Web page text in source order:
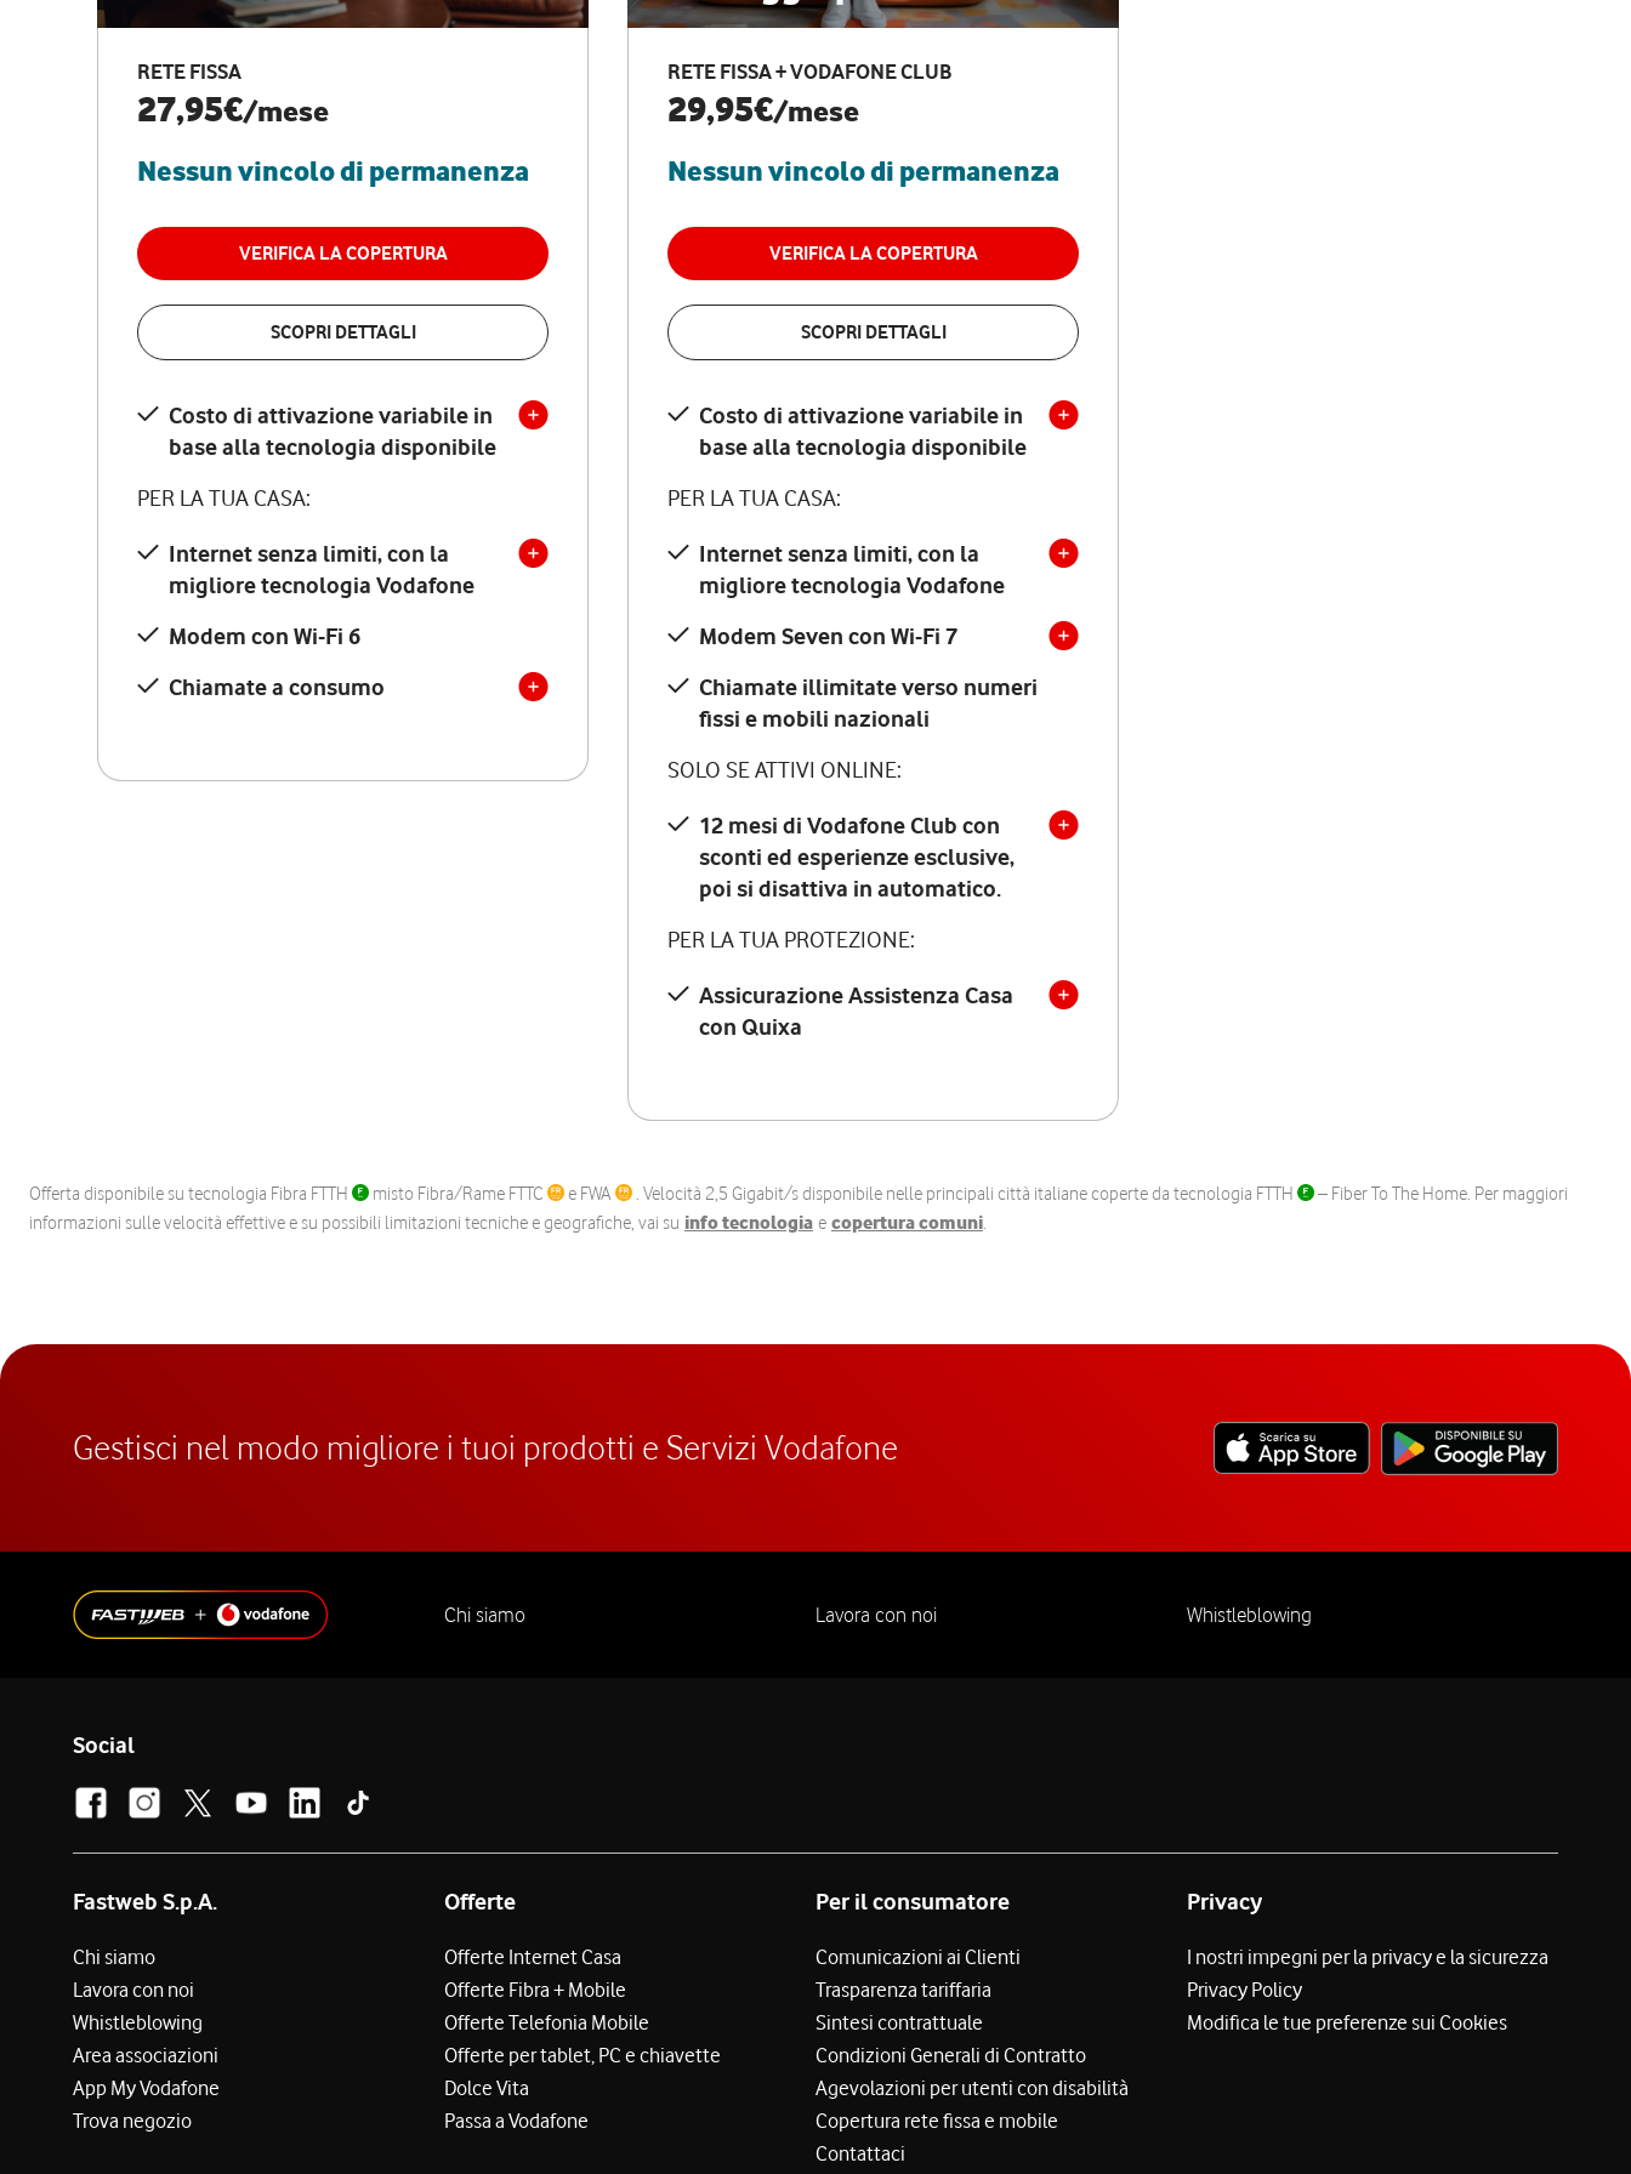
RETE FISSA
27,95€/mese
Nessun vincolo di permanenza
VERIFICA LA COPERTURA
SCOPRI DETTAGLI
Costo di attivazione variabile in
base alla tecnologia disponibile
PER LA TUA CASA:
Internet senza limiti, con la
migliore tecnologia Vodafone
Modem con Wi-Fi 6
Chiamate a consumo
RETE FISSA + VODAFONE CLUB
29,95€/mese
Nessun vincolo di permanenza
VERIFICA LA COPERTURA
SCOPRI DETTAGLI
Costo di attivazione variabile in
base alla tecnologia disponibile
PER LA TUA CASA:
Internet senza limiti, con la
migliore tecnologia Vodafone
Modem Seven con Wi-Fi 7
Chiamate illimitate verso numeri
fissi e mobili nazionali
SOLO SE ATTIVI ONLINE:
12 mesi di Vodafone Club con
sconti ed esperienze esclusive,
poi si disattiva in automatico.
PER LA TUA PROTEZIONE:
Assicurazione Assistenza Casa
con Quixa
Offerta disponibile su tecnologia Fibra FTTH misto Fibra/Rame FTTC e FWA . Velocità 2,5 Gigabit/s disponibile nelle principali città italiane coperte da tecnologia FTTH
– Fiber To The Home. Per maggiori
informazioni sulle velocità effettive e su possibili limitazioni tecniche e geografiche, vai su info tecnologia e copertura comuni.
Gestisci nel modo migliore i tuoi prodotti e Servizi Vodafone
Chi siamo Lavora con noi Whistleblowing
Social
Fastweb S.p.A.
Chi siamo
Lavora con noi
Whistleblowing
Area associazioni
App My Vodafone
Trova negozio
Offerte
Offerte Internet Casa
Offerte Fibra + Mobile
Offerte Telefonia Mobile
Offerte per tablet, PC e chiavette
Dolce Vita
Passa a Vodafone
Per il consumatore
Comunicazioni ai Clienti
Trasparenza tariffaria
Sintesi contrattuale
Condizioni Generali di Contratto
Agevolazioni per utenti con disabilità
Copertura rete fissa e mobile
Contattaci
Privacy
I nostri impegni per la privacy e la sicurezza
Privacy Policy
Modifica le tue preferenze sui Cookies